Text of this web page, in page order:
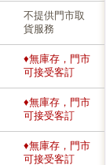
不提供門市取
貨服務
♦無庫存，門市
可接受客訂
♦無庫存，門市
可接受客訂
♦無庫存，門市
可接受客訂